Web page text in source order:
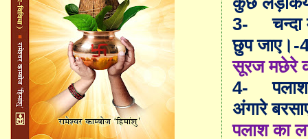
3-
छुप जाए।-
सूरज मछेरे
4-
अंगारे
पलाश का